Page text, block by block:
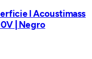
I Acoustimass
| Negro